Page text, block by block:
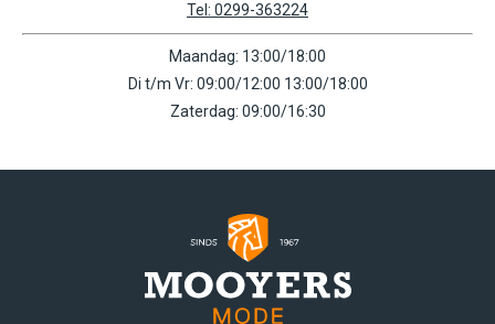
Tel: 0299-363224
Maandag: 13:00/18:00
Di t/m Vr: 09:00/12:00 13:00/18:00
Zaterdag: 09:00/16:30